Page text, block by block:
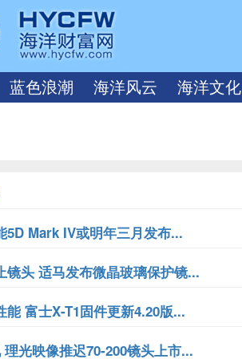
蓝色浪潮 海洋风云 海洋文化
5D Mark IV或明年三月发布...
镜头 适马发布微晶玻璃保护镜...
能 富士X-T1固件更新4.20版...
理光映像推迟70-200镜头上市...